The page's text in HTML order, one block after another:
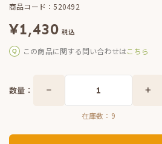
商品コード：520492
¥1,430 税込
この商品に関する問い合わせはこちら
数量：
在庫数： 9